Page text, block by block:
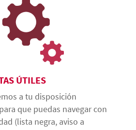
ÚTILES
a tu disposición
que puedas navegar con
(lista negra, aviso a